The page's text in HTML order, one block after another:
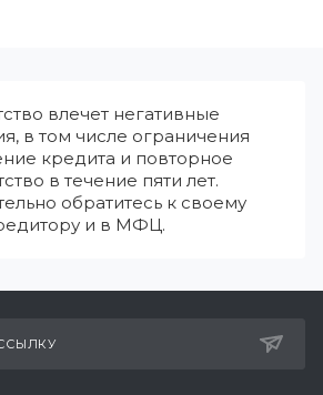
влечет негативные
в том числе ограничения
кредита и повторное
в течение пяти лет.
обратитесь к своему
и в МФЦ.